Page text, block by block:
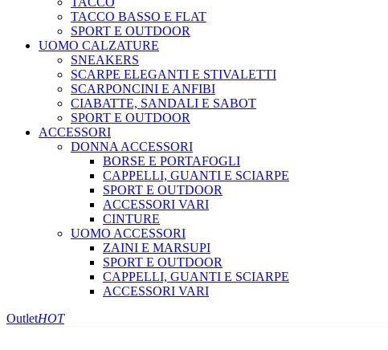
TACCO BASSO E FLAT
SPORT E OUTDOOR
UOMO CALZATURE
SNEAKERS
SCARPE ELEGANTI E STIVALETTI
SCARPONCINI E ANFIBI
CIABATTE, SANDALI E SABOT
SPORT E OUTDOOR
ACCESSORI
DONNA ACCESSORI
BORSE E PORTAFOGLI
CAPPELLI, GUANTI E SCIARPE
SPORT E OUTDOOR
ACCESSORI VARI
CINTURE
UOMO ACCESSORI
ZAINI E MARSUPI
SPORT E OUTDOOR
CAPPELLI, GUANTI E SCIARPE
ACCESSORI VARI
OutletHOT